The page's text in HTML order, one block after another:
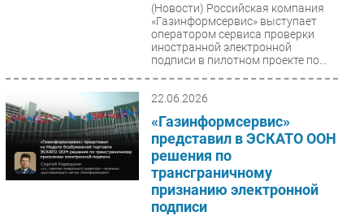
Кадры
Регулирование
Финансы
Web
(Новости) Российская компания
«Газинформсервис» выступает
оператором сервиса проверки
иностранной электронной
подписи в пилотном проекте по...
22.06.2026
«Газинформсервис»
представил в ЭСКАТО ООН
решения по
трансграничному
признанию электронной
подписи